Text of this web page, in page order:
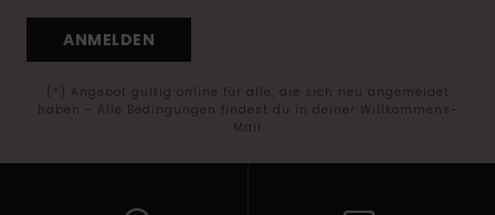
ANMELDEN
(*) Angebot gültig online für alle, die sich neu angemeldet
haben - Alle Bedingungen findest du in deiner Willkommens-
Mail